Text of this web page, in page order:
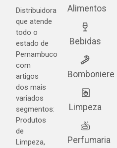
Distribuidora
que atende
todo o
estado de
Pernambuco
com
artigos
dos mais
variados
segmentos:
Produtos
de
Limpeza,
Alimentos
Bebidas
Bomboniere
Limpeza
Perfumaria